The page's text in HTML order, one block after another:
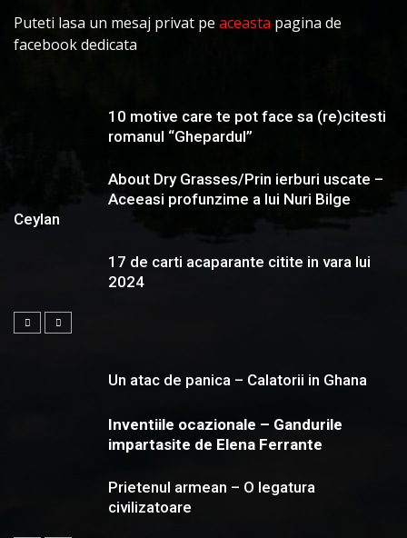
Puteti lasa un mesaj privat pe aceasta pagina de
facebook dedicata
10 motive care te pot face sa (re)citesti
romanul “Ghepardul”
About Dry Grasses/Prin ierburi uscate –
Aceeasi profunzime a lui Nuri Bilge
Ceylan
17 de carti acaparante citite in vara lui
2024
Un atac de panica – Calatorii in Ghana
Inventiile ocazionale – Gandurile
impartasite de Elena Ferrante
Prietenul armean – O legatura
civilizatoare